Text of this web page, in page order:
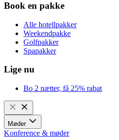
Book en pakke
Alle hotellpakker
Weekendpakke
Golfpakker
Spapakker
Lige nu
Bo 2 nætter, få 25% rabat
Møder
Konference & møder